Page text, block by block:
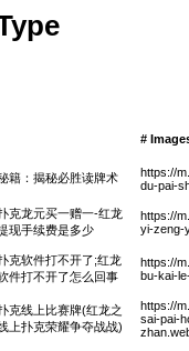
#
籍：揭秘必胜读牌术
https://
du-pai-
克龙元买一赠一-红龙
现手续费是多少
https://
yi-zeng-
克软件打不开了;红龙
件打不开了怎么回事
https://
bu-kai-
克线上比赛牌(红龙之
上扑克荣耀争夺战战)
https://
sai-pai-